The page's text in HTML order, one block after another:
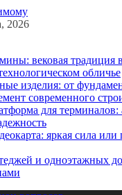
2026
вековая традиция
обличье
изделия: от
современного
для терминалов:
яркая сила или
и одноэтажных